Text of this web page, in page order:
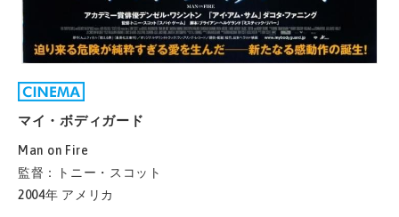
マイ・ボディガード
Man on Fire
監督：トニー・スコット
2004年 アメリカ